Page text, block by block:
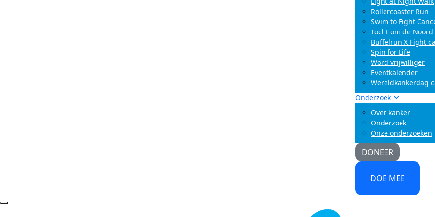
Rollercoaster Run
Swim to Fight
Tocht om de Noord
Buffelrun X Fight
Spin for Life
Word vrijwilliger
Eventkalender
Wereldkankerdag
Onderzoek
Over kanker
Onderzoek
Onze onderzoeken
DONEER
DOE MEE